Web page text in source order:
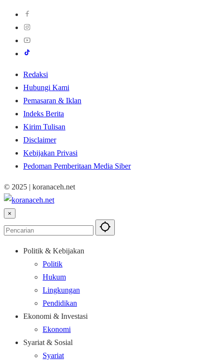
Redaksi
Hubungi Kami
Pemasaran & Iklan
Indeks Berita
Kirim Tulisan
Disclaimer
Kebijakan Privasi
Pedoman Pemberitaan Media Siber
© 2025 | koranaceh.net
×
Politik & Kebijakan
Politik
Hukum
Lingkungan
Pendidikan
Ekonomi & Investasi
Ekonomi
Syariat & Sosial
Syariat